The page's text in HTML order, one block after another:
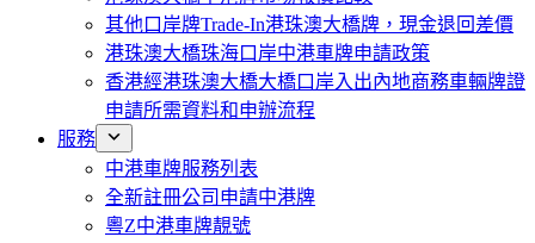
其他口岸牌Trade-In港珠澳大橋牌，現金退回差價
港珠澳大橋珠海口岸中港車牌申請政策
香港經港珠澳大橋大橋口岸入出內地商務車輛牌證
申請所需資料和申辦流程
服務
中港車牌服務列表
全新註冊公司申請中港牌
粵Z中港車牌靚號